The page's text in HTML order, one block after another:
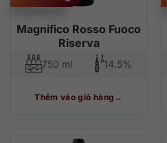
Magnifico Rosso Fuoco
Riserva
750 ml 14.5%
Thêm vào giỏ hàng